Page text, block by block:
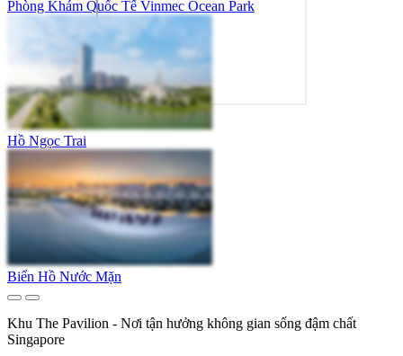
Phòng Khám Quốc Tế Vinmec Ocean Park
Hồ Ngọc Trai
Biển Hồ Nước Mặn
Khu The Pavilion - Nơi tận hưởng không gian sống đậm chất
Singapore